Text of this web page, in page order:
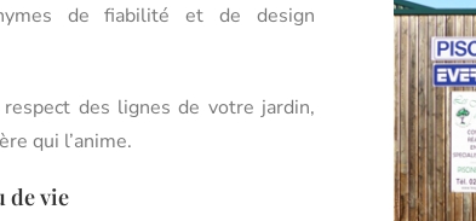
de fiabilité et de design
des lignes de votre jardin,
qui l’anime.
de vie